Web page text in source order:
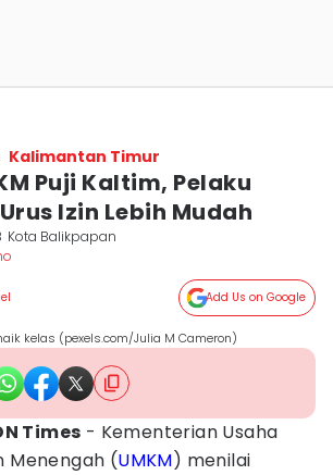
Kalimantan Timur
Puji Kaltim, Pelaku
Izin Lebih Mudah
Kota Balikpapan
Add Us on Google
kelas (pexels.com/Julia M Cameron)
Times - Kementerian Usaha
Menengah (UMKM) menilai